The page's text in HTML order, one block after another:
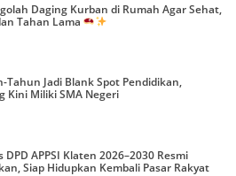
Daging Kurban di Rumah Agar Sehat,
Tahan Lama
Tahun Jadi Blank Spot Pendidikan,
Kini Miliki SMA Negeri
DPD APPSI Klaten 2026–2030 Resmi
Siap Hidupkan Kembali Pasar Rakyat